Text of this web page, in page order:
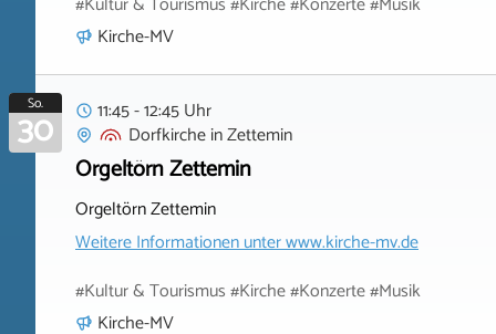
Kirche-MV
So.
30
11:45 - 12:45 Uhr
DorfkircheinZettemin
Orgeltörn Zettemin
Orgeltörn Zettemin
Weitere Informationen unterwww.kirche-mv.de
#Kultur & Tourismus #Kirche #Konzerte #Musik
Kirche-MV